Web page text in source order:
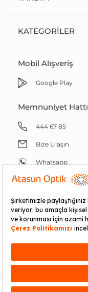
KATEGORILER
Mobil Alışveriş
Google Play
Memnuniyet Hattı
444 67 85
Bize Ulaşın
Whatsapp